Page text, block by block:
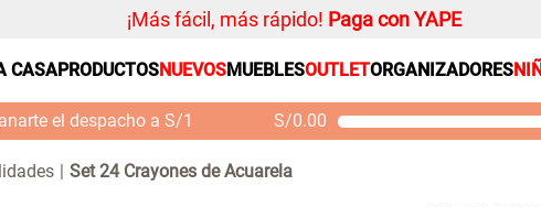
¡Más fácil, más rápido! Paga con YAPE
CASAPRODUCTOSNUEVOSMUEBLESOUTLETORGANIZADORES
el despacho a S/1 S/0.00
Set 24 Crayones de Acuarela
PRODUCTOS ESTRELLA
Mueble MDF y Madera
Cojin